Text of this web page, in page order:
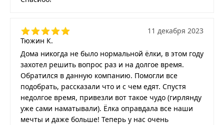
Тюжин К.
11 декабря 2023
Дома никогда не было нормальной ёлки, в этом году
захотел решить вопрос раз и на долгое время.
Обратился в данную компанию. Помогли все
подобрать, рассказали что и с чем едят. Спустя
недолгое время, привезли вот такое чудо (гирлянду
уже сами наматывали). Ёлка оправдала все наши
мечты и даже больше! Теперь у нас очень